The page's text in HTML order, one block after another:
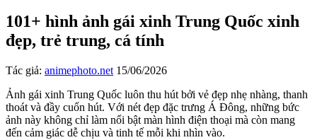
101+ hình ảnh gái xinh Trung Quốc xinh
đẹp, trẻ trung, cá tính
Tác giả: animephoto.net 15/06/2026
Ảnh gái xinh Trung Quốc luôn thu hút bởi vẻ đẹp nhẹ nhàng, thanh
thoát và đầy cuốn hút. Với nét đẹp đặc trưng Á Đông, những bức
ảnh này không chỉ làm nổi bật màn hình điện thoại mà còn mang
đến cảm giác dễ chịu và tinh tế mỗi khi nhìn vào.